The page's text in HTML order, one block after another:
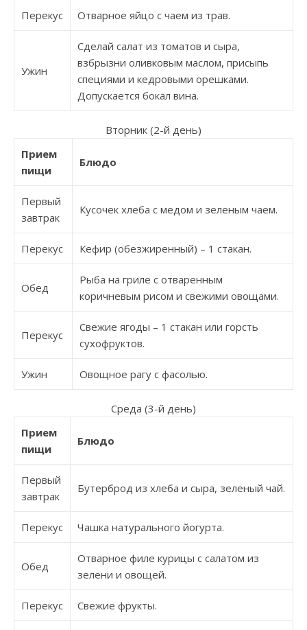
Перекус Отварное яйцо с чаем из трав.
Ужин
Сделай салат из томатов и сыра,
взбрызни оливковым маслом, присыпь
специями и кедровыми орешками.
Допускается бокал вина.
Вторник (2-й день)
Прием
пищи
Блюдо
Первый
завтрак
Кусочек хлеба с медом и зеленым чаем.
Перекус Кефир (обезжиренный) – 1 стакан.
Обед
Рыба на гриле с отваренным
коричневым рисом и свежими овощами.
Перекус
Свежие ягоды – 1 стакан или горсть
сухофруктов.
Ужин Овощное рагу с фасолью.
Среда (3-й день)
Прием
пищи
Блюдо
Первый
завтрак
Бутерброд из хлеба и сыра, зеленый чай.
Перекус Чашка натурального йогурта.
Обед
Отварное филе курицы с салатом из
зелени и овощей.
Перекус Свежие фрукты.